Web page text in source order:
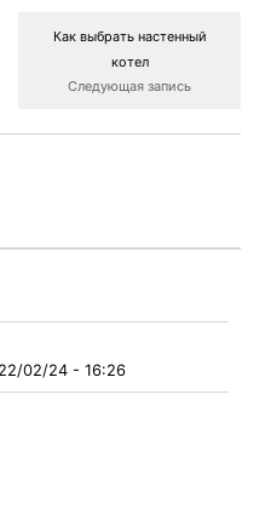
Как выбрать настенный
котел
Следующая запись
02/24 - 16:26